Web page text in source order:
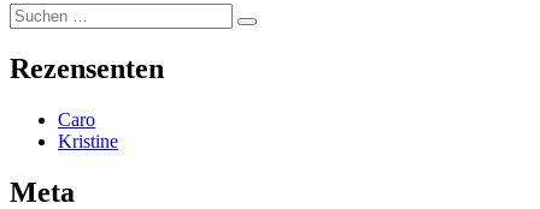
Suchen
nach:
Suchen
Rezensenten
Caro
Kristine
Meta